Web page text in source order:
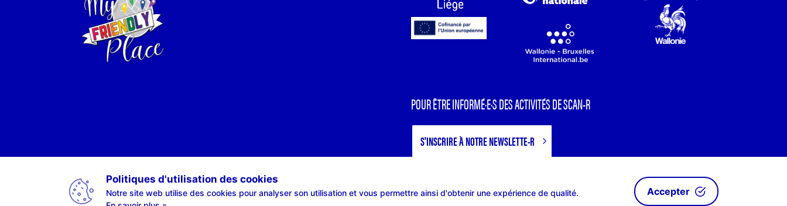
POUR ÊTRE INFORMÉ·E·S DES ACTIVITÉS DE SCAN-R
S'INSCRIRE À NOTRE NEWSLETTE-R
Politiques d'utilisation des cookies
Notre site web utilise des cookies pour analyser son utilisation et vous permettre ainsi d'obtenir une expérience de qualité.
Accepter